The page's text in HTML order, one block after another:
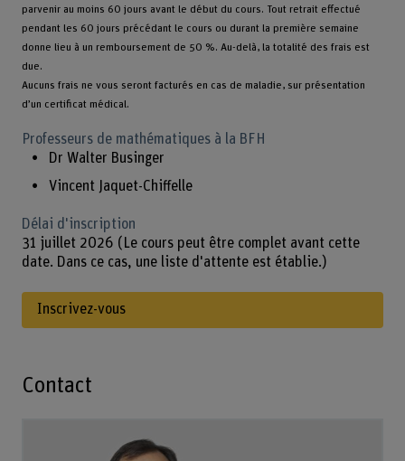
parvenir au moins 60 jours avant le début du cours. Tout retrait effectué
pendant les 60 jours précédant le cours ou durant la première semaine
donne lieu à un remboursement de 50 %. Au-delà, la totalité des frais est
due.
​​​​​​​Aucuns frais ne vous seront facturés en cas de maladie, sur présentation
d’un certificat médical.
Professeurs de mathématiques à la BFH
Dr Walter Businger
Vincent Jaquet-Chiffelle
Délai d'inscription
31 juillet 2026 (Le cours peut être complet avant cette
date. Dans ce cas, une liste d'attente est établie.)
Inscrivez-vous
Contact